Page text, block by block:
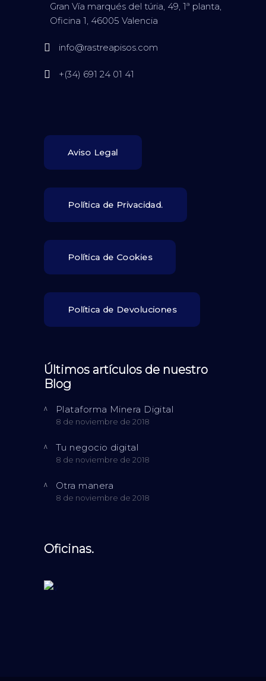
Gran Vía marqués del túria, 49, 1ª planta,
Oficina 1, 46005 Valencia
info@rastreapisos.com
+(34) 691 24 01 41
Aviso Legal
Política de Privacidad.
Política de Cookies
Política de Devoluciones
Últimos artículos de nuestro
Blog
Plataforma Minera Digital
8 de noviembre de 2018
Tu negocio digital
8 de noviembre de 2018
Otra manera
8 de noviembre de 2018
Oficinas.